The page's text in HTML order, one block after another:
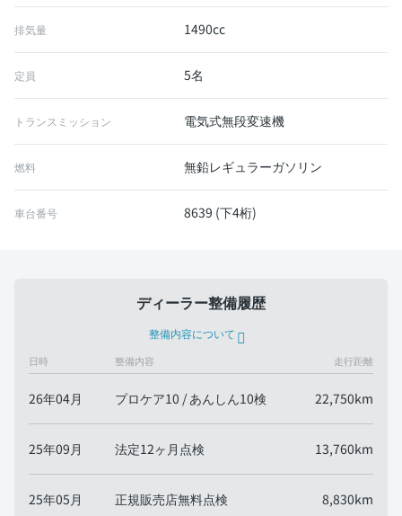
排気量 1490cc
定員 5名
トランスミッション 電気式無段変速機
燃料 無鉛レギュラーガソリン
車台番号 8639 (下4桁)
ディーラー整備履歴
整備内容について
日時 整備内容 走行距離
26年04月 プロケア10 / あんしん10検 22,750km
25年09月 法定12ヶ月点検 13,760km
25年05月 正規販売店無料点検 8,830km